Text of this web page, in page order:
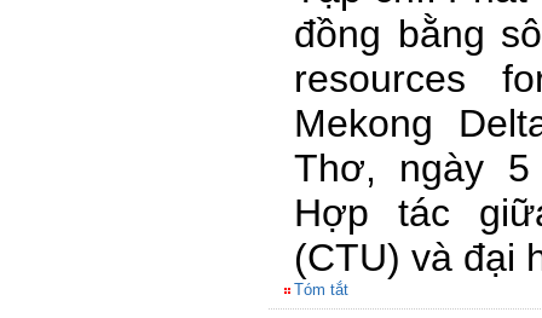
đồng bằng
resources
Mekong
Thơ, ngày
Hợp tác
(CTU) và đại
Tóm tắt